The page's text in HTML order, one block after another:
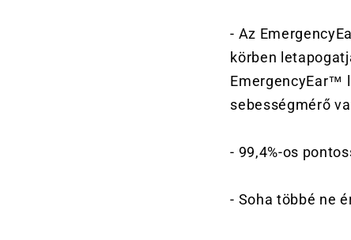
- Az
körben
EmergencyEar™
sebességmérő
- 99,4%-os
- Soha többé ne